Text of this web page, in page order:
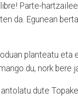
Parte-
da. Egunean
planteatu eta
du, nork bere
dute